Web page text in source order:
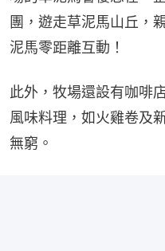
團，遊走草泥馬山丘，
泥馬零距離互動！
此外，牧場還設有咖啡
風味料理，如火雞卷及
無窮。